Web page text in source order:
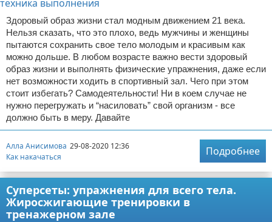
Здоровый образ жизни стал модным движением 21 века.
Нельзя сказать, что это плохо, ведь мужчины и женщины
пытаются сохранить свое тело молодым и красивым как
можно дольше. В любом возрасте важно вести здоровый
образ жизни и выполнять физические упражнения, даже если
нет возможности ходить в спортивный зал. Чего при этом
стоит избегать? Самодеятельности! Ни в коем случае не
нужно перегружать и “насиловать” свой организм - все
должно быть в меру. Давайте
Алла Анисимова 29-08-2020 12:36
Как накачаться
Подробнее
Суперсеты: упражнения для всего тела.
Жиросжигающие тренировки в
тренажерном зале